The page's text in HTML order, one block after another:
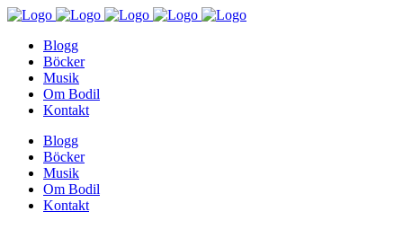
Blogg
Böcker
Musik
Om Bodil
Kontakt
Blogg
Böcker
Musik
Om Bodil
Kontakt